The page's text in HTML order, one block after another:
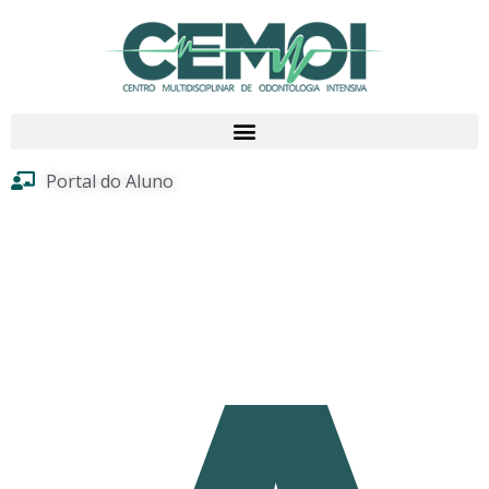
Portal do Aluno